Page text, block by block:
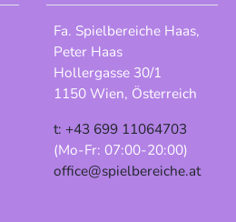
Fa. Spielbereiche Haas,
Peter Haas
Hollergasse 30/1
1150 Wien, Österreich
t: +43 699 11064703
(Mo-Fr: 07:00-20:00)
office@spielbereiche.at